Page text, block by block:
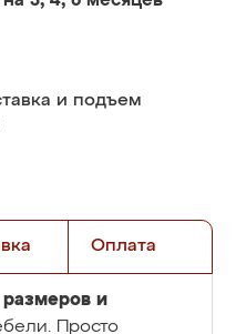
и подъем
Оплата
размеров и
Просто